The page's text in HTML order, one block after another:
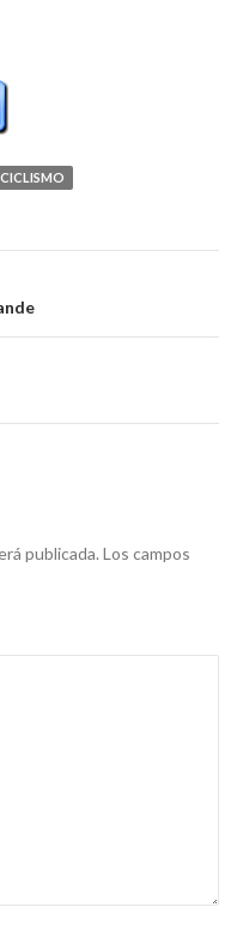
publicada. Los campos